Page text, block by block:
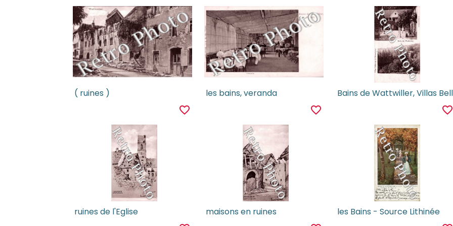
( ruines )
favorite_border
les bains, veranda
favorite_border favorite_border
ruines de l'Eglise maisons en ruines les Bains - Source Lithinée